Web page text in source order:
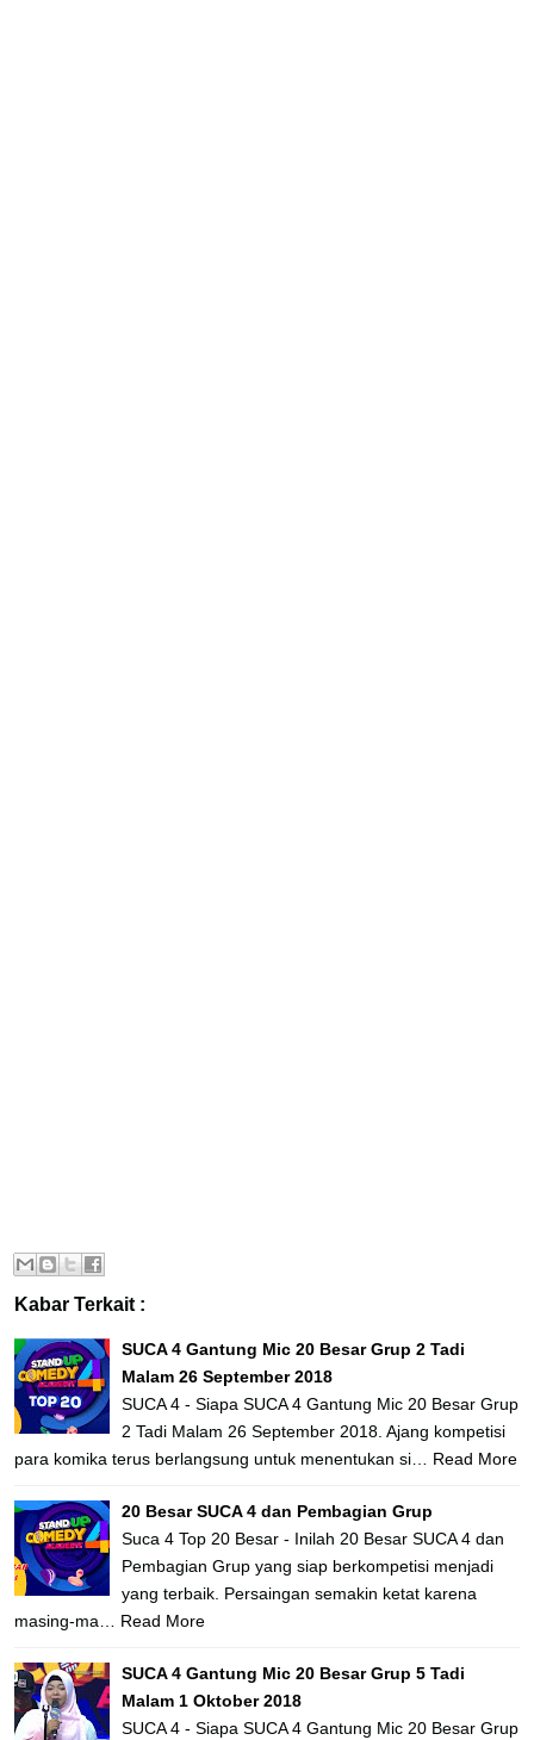
Kabar Terkait :
SUCA 4 Gantung Mic 20 Besar Grup 2 Tadi
Malam 26 September 2018
SUCA 4 - Siapa SUCA 4 Gantung Mic 20 Besar Grup
2 Tadi Malam 26 September 2018. Ajang kompetisi
para komika terus berlangsung untuk menentukan si… Read More
20 Besar SUCA 4 dan Pembagian Grup
Suca 4 Top 20 Besar - Inilah 20 Besar SUCA 4 dan
Pembagian Grup yang siap berkompetisi menjadi
yang terbaik. Persaingan semakin ketat karena
masing-ma… Read More
SUCA 4 Gantung Mic 20 Besar Grup 5 Tadi
Malam 1 Oktober 2018
SUCA 4 - Siapa SUCA 4 Gantung Mic 20 Besar Grup